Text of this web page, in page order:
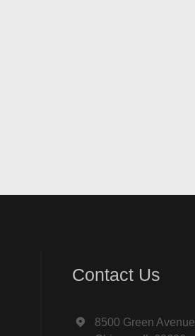
Contact Us
8500 Green Avenue